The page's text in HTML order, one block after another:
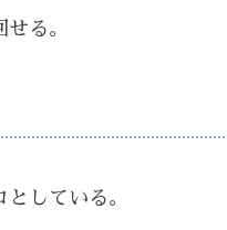
る。
している。